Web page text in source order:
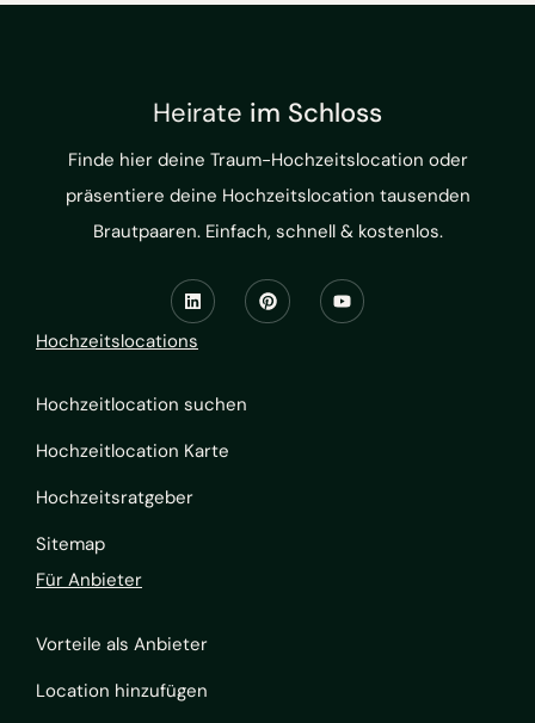
Heirate im Schloss
Finde hier deine Traum-Hochzeitslocation oder
präsentiere deine Hochzeitslocation tausenden
Brautpaaren. Einfach, schnell & kostenlos.
Hochzeitslocations
Hochzeitlocation suchen
Hochzeitlocation Karte
Hochzeitsratgeber
Sitemap
Für Anbieter
Vorteile als Anbieter
Location hinzufügen